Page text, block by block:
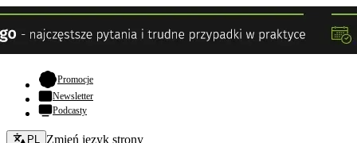
Promocje- otwiera się w nowej karcie
Newsletter
Podcasty
Zmień język - bieżący:
PL Zmień język strony